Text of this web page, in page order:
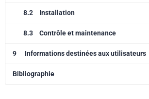
8.2 Installation
8.3 Contrôle et maintenance
9 Informations destinées aux utilisateurs
Bibliographie